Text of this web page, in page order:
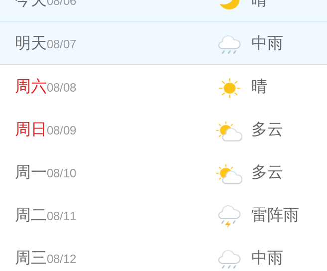
明天08/07 中雨
周六08/08 晴
周日 08/09 多云
周一08/10 多云
周二08/11 雷阵雨
周三08/12 中雨